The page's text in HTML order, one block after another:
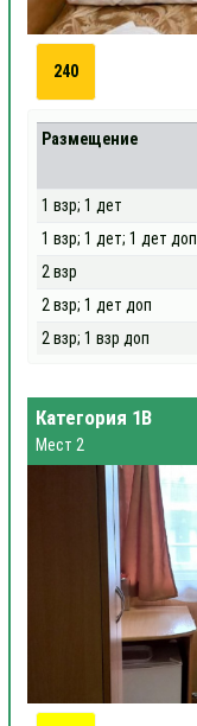
240
Размещение
1 взр; 1 дет
1 взр; 1 дет; 1 дет доп
2 взр
2 взр; 1 дет доп
2 взр; 1 взр доп
Категория 1В
Мест 2